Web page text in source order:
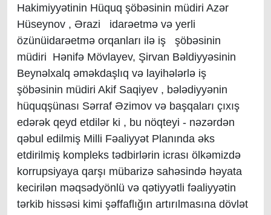
Hakimiyyətinin Hüquq şöbəsinin müdiri Azər
Hüseynov , Ərazi idarəetmə və yerli
özünüidarəetmə orqanları ilə iş şöbəsinin
müdiri Hənifə Mövlayev, Şirvan Bəldiyyəsinin
Beynəlxalq əməkdaşlıq və layihələrlə iş
şöbəsinin müdiri Akif Saqiyev , bələdiyyənin
hüquqşünası Sərraf Əzimov və başqaları çıxış
edərək qeyd etdilər ki , bu nöqteyi - nəzərdən
qəbul edilmiş Milli Fəaliyyət Planında əks
etdirilmiş kompleks tədbirlərin icrası ölkəmizdə
korrupsiyaya qarşı mübarizə sahəsində həyata
kecirilən məqsədyönlü və qətiyyətli fəaliyyətin
tərkib hissəsi kimi şəffaflığın artırılmasına dövlət